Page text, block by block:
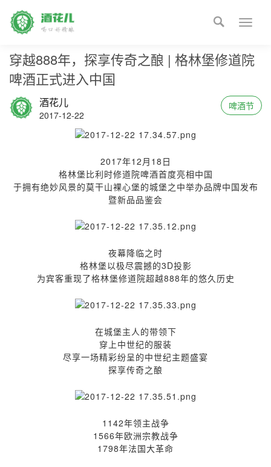
Toggle

穿越888年，探享传奇之酿 | 格林堡修道院
啤酒正式进入中国
酒花儿
2017-12-22
啤酒节
2017年12月18日
格林堡比利时修道院啤酒首度亮相中国
于拥有绝妙风景的莫干山裸心堡的城堡之中举办品牌中国发布
暨新品品鉴会
夜幕降临之时
格林堡以极尽震撼的3D投影
为宾客重现了格林堡修道院超越888年的悠久历史
在城堡主人的带领下
穿上中世纪的服装
尽享一场精彩纷呈的中世纪主题盛宴
探享传奇之酿
1142年领主战争
1566年欧洲宗教战争
1798年法国大革命